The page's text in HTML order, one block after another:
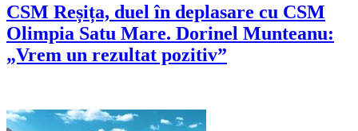
CSM Reșița, duel în deplasare cu CSM
Olimpia Satu Mare. Dorinel Munteanu:
„Vrem un rezultat pozitiv”